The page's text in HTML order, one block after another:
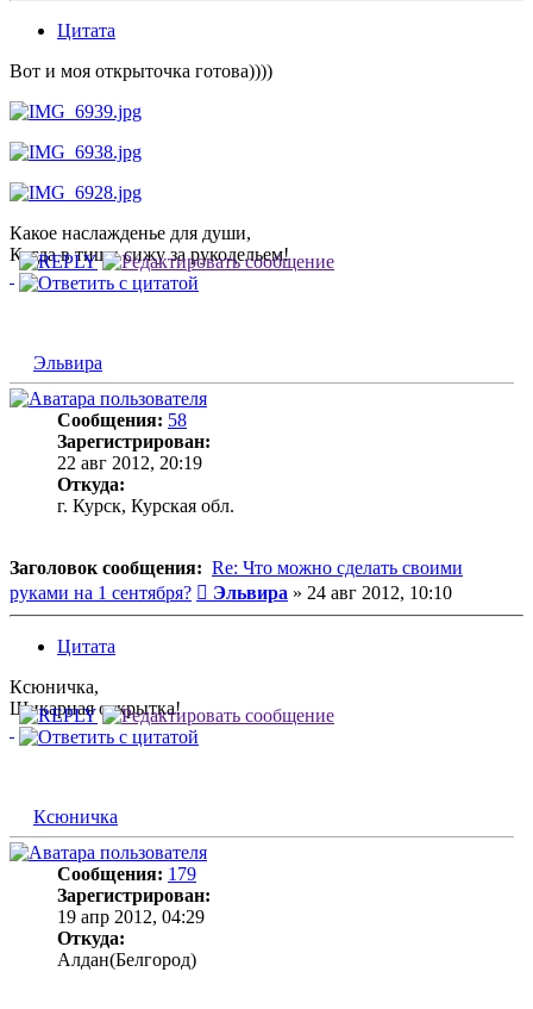
Цитата
Вот и моя открыточка готова))))
Какое наслажденье для души,
Когда в тиши сижу за рукодельем!
Эльвира
Сообщения: 58
Зарегистрирован:
22 авг 2012, 20:19
Откуда:
г. Курск, Курская обл.
Заголовок сообщения: Re: Что можно сделать своими
руками на 1 сентября?
Сообщение
Эльвира » 24 авг 2012, 10:10
Цитата
Ксюничка,
Шикарная открытка!
Ксюничка
Сообщения: 179
Зарегистрирован:
19 апр 2012, 04:29
Откуда:
Алдан(Белгород)